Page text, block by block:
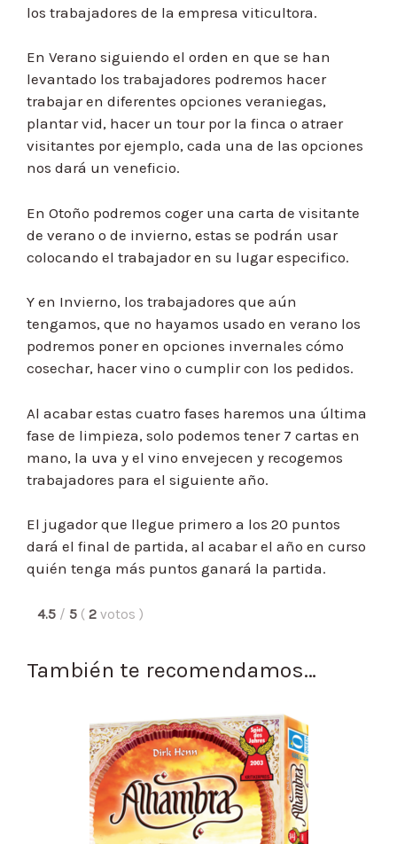
los trabajadores de la empresa viticultora.
En Verano siguiendo el orden en que se han
levantado los trabajadores podremos hacer
trabajar en diferentes opciones veraniegas,
plantar vid, hacer un tour por la finca o atraer
visitantes por ejemplo, cada una de las opciones
nos dará un veneficio.
En Otoño podremos coger una carta de visitante
de verano o de invierno, estas se podrán usar
colocando el trabajador en su lugar especifico.
Y en Invierno, los trabajadores que aún
tengamos, que no hayamos usado en verano los
podremos poner en opciones invernales cómo
cosechar, hacer vino o cumplir con los pedidos.
Al acabar estas cuatro fases haremos una última
fase de limpieza, solo podemos tener 7 cartas en
mano, la uva y el vino envejecen y recogemos
trabajadores para el siguiente año.
El jugador que llegue primero a los 20 puntos
dará el final de partida, al acabar el año en curso
quién tenga más puntos ganará la partida.
4.5 / 5 ( 2 votos )
También te recomendamos…